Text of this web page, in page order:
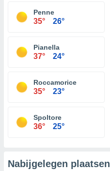
Penne
35° 26°
Pianella
37° 24°
Roccamorice
35° 23°
Spoltore
36° 25°
Nabijgelegen plaatsen